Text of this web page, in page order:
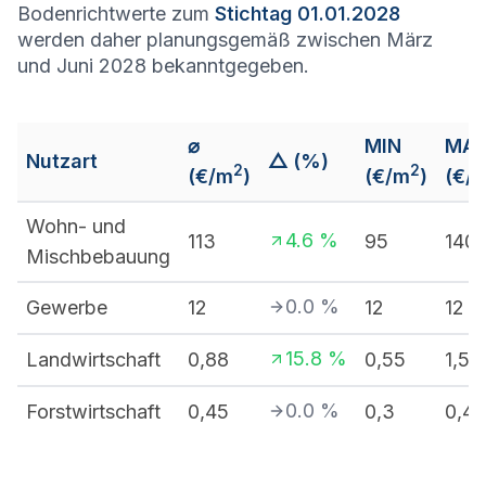
Bodenrichtwerte zum Stichtag 01.01.2028
werden daher planungsgemäß zwischen März
und Juni 2028 bekanntgegeben.
Nutzart
⌀
(€/m2)
△ (%)
MIN
(€/m2)
(€/
Wohn- und
Mischbebauung
113 4.6 % 95 140
Gewerbe 12 0.0 % 12 12
Landwirtschaft 0,88 15.8 % 0,55 1,5
Forstwirtschaft 0,45 0.0 % 0,3 0,45